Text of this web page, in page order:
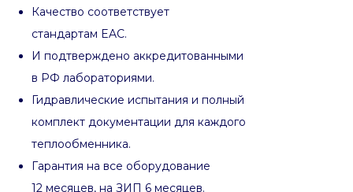
Качество соответствует
стандартам EAC.
И подтверждено аккредитованными
в РФ лабораториями.
Гидравлические испытания и полный
комплект документации для каждого
теплообменника.
Гарантия на все оборудование
12 месяцев, на ЗИП 6 месяцев.